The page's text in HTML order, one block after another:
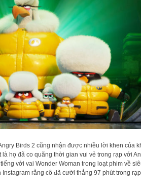
Birds 2 cũng nhận được nhiều lời khen của
họ đã co quãng thời gian vui vẻ trong rạp với
với vai Wonder Woman trong loạt phim về
rằng cô đã cười thẳng 97 phút trong